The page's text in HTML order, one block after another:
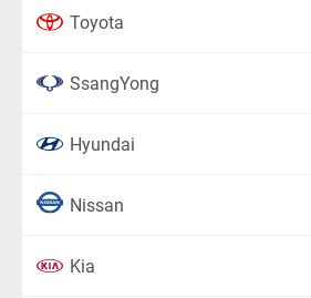
Toyota
SsangYong
Hyundai
Nissan
Kia
a seconda della tua auto;
La commande est passée via le
de la passation de la commande.